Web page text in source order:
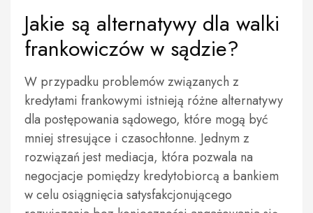
Jakie są alternatywy dla walki
frankowiczów w sądzie?
W przypadku problemów związanych z
kredytami frankowymi istnieją różne alternatywy
dla postępowania sądowego, które mogą być
mniej stresujące i czasochłonne. Jednym z
rozwiązań jest mediacja, która pozwala na
negocjacje pomiędzy kredytobiorcą a bankiem
w celu osiągnięcia satysfakcjonującego